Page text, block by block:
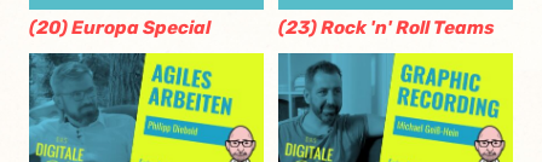
(20) Europa Special (23) Rock 'n' Roll Teams